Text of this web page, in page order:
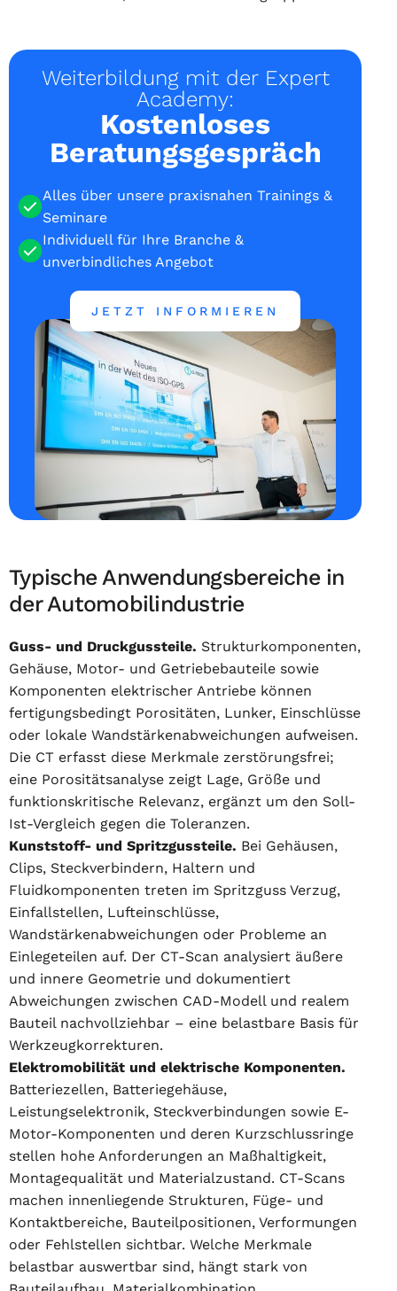
Weiterbildung mit der Expert
Academy:
Kostenloses
Beratungsgespräch
Alles über unsere praxisnahen Trainings &
Seminare
Individuell für Ihre Branche &
unverbindliches Angebot
JETZT INFORMIEREN
Typische Anwendungsbereiche in
der Automobilindustrie
Guss- und Druckgussteile. Strukturkomponenten,
Gehäuse, Motor- und Getriebebauteile sowie
Komponenten elektrischer Antriebe können
fertigungsbedingt Porositäten, Lunker, Einschlüsse
oder lokale Wandstärkenabweichungen aufweisen.
Die CT erfasst diese Merkmale zerstörungsfrei;
eine Porositätsanalyse zeigt Lage, Größe und
funktionskritische Relevanz, ergänzt um den Soll-
Ist-Vergleich gegen die Toleranzen.
Kunststoff- und Spritzgussteile. Bei Gehäusen,
Clips, Steckverbindern, Haltern und
Fluidkomponenten treten im Spritzguss Verzug,
Einfallstellen, Lufteinschlüsse,
Wandstärkenabweichungen oder Probleme an
Einlegeteilen auf. Der CT-Scan analysiert äußere
und innere Geometrie und dokumentiert
Abweichungen zwischen CAD-Modell und realem
Bauteil nachvollziehbar – eine belastbare Basis für
Werkzeugkorrekturen.
Elektromobilität und elektrische Komponenten.
Batteriezellen, Batteriegehäuse,
Leistungselektronik, Steckverbindungen sowie E-
Motor-Komponenten und deren Kurzschlussringe
stellen hohe Anforderungen an Maßhaltigkeit,
Montagequalität und Materialzustand. CT-Scans
machen innenliegende Strukturen, Füge- und
Kontaktbereiche, Bauteilpositionen, Verformungen
oder Fehlstellen sichtbar. Welche Merkmale
belastbar auswertbar sind, hängt stark von